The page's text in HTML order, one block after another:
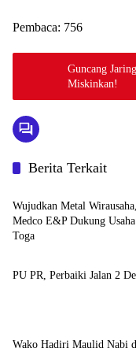
Pembaca: 756
Guncang
Miskinkan!
Berita Terkait
Advetorial
Wujudkan Metal Wirausaha,
Medco E&P Dukung
TogaMusi Banyuasin
PU PR, Perbaiki Jalan 2
Wako Hadiri Maulid Nabi